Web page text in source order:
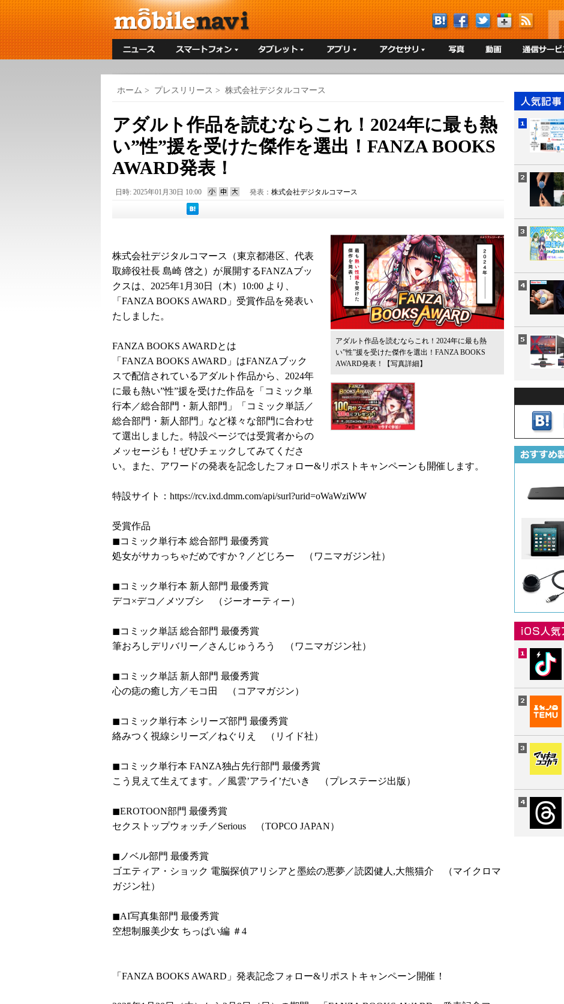
ホーム > プレスリリース > 株式会社デジタルコマース
アダルト作品を読むならこれ！2024年に最も熱
い”性”援を受けた傑作を選出！FANZA BOOKS
AWARD発表！
日時: 2025年01月30日 10:00 発表： 株式会社デジタルコマース
アダルト作品を読むならこれ！2024年に最も熱
い”性”援を受けた傑作を選出！FANZA BOOKS
AWARD発表！
【写真詳細】
株式会社デジタルコマース（東京都港区、代表
取締役社長 島崎 啓之）が展開するFANZAブッ
クスは、2025年1月30日（木）10:00 より、
「FANZA BOOKS AWARD」受賞作品を発表い
たしました。
FANZA BOOKS AWARDとは
「FANZA BOOKS AWARD」はFANZAブック
スで配信されているアダルト作品から、2024年
に最も熱い”性”援を受けた作品を「コミック単
行本／総合部門・新人部門」「コミック単話／
総合部門・新人部門」など様々な部門に合わせ
て選出しました。特設ページでは受賞者からの
メッセージも！ぜひチェックしてみてくださ
い。また、アワードの発表を記念したフォロー&リポストキャンペーンも開催します。
特設サイト： https://rcv.ixd.dmm.com/api/surl?urid=oWaWziWW
受賞作品
◼︎コミック単行本 総合部門 最優秀賞
処女がサカっちゃだめですか？／どじろー （ワニマガジン社）
◼︎コミック単行本 新人部門 最優秀賞
デコ×デコ／メツブシ （ジーオーティー）
◼︎コミック単話 総合部門 最優秀賞
筆おろしデリバリー／さんじゅうろう （ワニマガジン社）
◼︎コミック単話 新人部門 最優秀賞
心の痣の癒し方／モコ田 （コアマガジン）
◼︎コミック単行本 シリーズ部門 最優秀賞
絡みつく視線シリーズ／ねぐりえ （リイド社）
◼︎コミック単行本 FANZA独占先行部門 最優秀賞
こう見えて生えてます。／風雲’アライ’だいき （プレステージ出版）
◼︎EROTOON部門 最優秀賞
セクストップウォッチ／Serious （TOPCO JAPAN）
◼︎ノベル部門 最優秀賞
ゴエティア・ショック 電脳探偵アリシアと墨絵の悪夢／読図健人,大熊猫介 （マイクロマ
ガジン社）
◼︎AI写真集部門 最優秀賞
空想制服美少女 ちっぱい編 ＃4
「FANZA BOOKS AWARD」発表記念フォロー&リポストキャンペーン開催！